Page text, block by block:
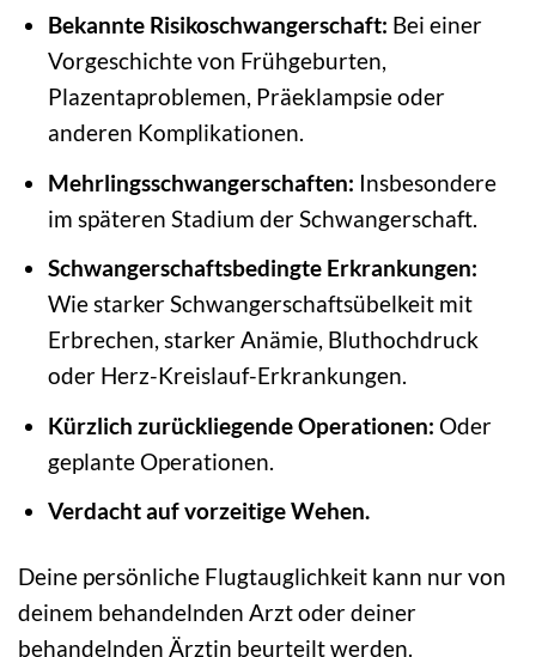
Bekannte Risikoschwangerschaft: Bei einer
Vorgeschichte von Frühgeburten,
Plazentaproblemen, Präeklampsie oder
anderen Komplikationen.
Mehrlingsschwangerschaften: Insbesondere
im späteren Stadium der Schwangerschaft.
Schwangerschaftsbedingte Erkrankungen:
Wie starker Schwangerschaftsübelkeit mit
Erbrechen, starker Anämie, Bluthochdruck
oder Herz-Kreislauf-Erkrankungen.
Kürzlich zurückliegende Operationen: Oder
geplante Operationen.
Verdacht auf vorzeitige Wehen.
Deine persönliche Flugtauglichkeit kann nur von
deinem behandelnden Arzt oder deiner
behandelnden Ärztin beurteilt werden.